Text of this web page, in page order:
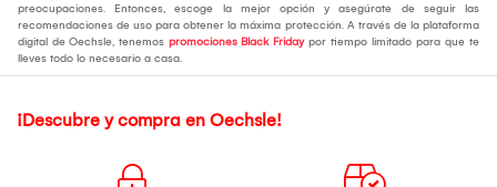
preocupaciones. Entonces, escoge la mejor opción y asegúrate de seguir las
recomendaciones de uso para obtener la máxima protección. A través de la plataforma
digital de Oechsle, tenemos promociones Black Fridaypor tiempo limitado para que te
lleves todo lo necesario a casa.
¡Descubre y compra en Oechsle!